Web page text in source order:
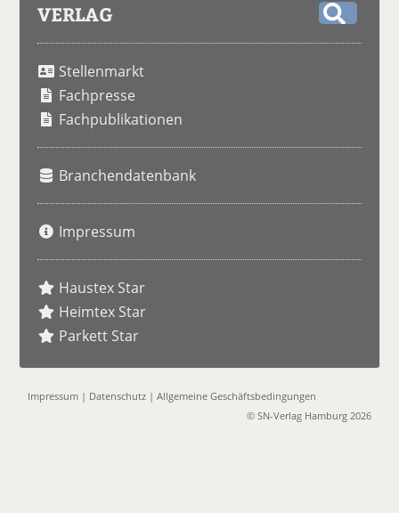
VERLAG
Stellenmarkt
Fachpresse
Fachpublikationen
Branchendatenbank
Impressum
Haustex Star
Heimtex Star
Parkett Star
Impressum | Datenschutz |Allgemeine Geschäftsbedingungen
© SN-Verlag Hamburg 2026